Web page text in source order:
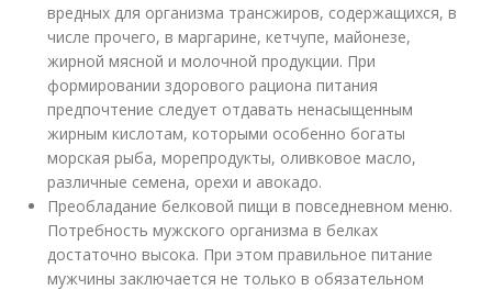
вредных для организма трансжиров, содержащихся, в
числе прочего, в маргарине, кетчупе, майонезе,
жирной мясной и молочной продукции. При
формировании здорового рациона питания
предпочтение следует отдавать ненасыщенным
жирным кислотам, которыми особенно богаты
морская рыба, морепродукты, оливковое масло,
различные семена, орехи и авокадо.
Преобладание белковой пищи в повседневном меню.
Потребность мужского организма в белках
достаточно высока. При этом правильное питание
мужчины заключается не только в обязательном